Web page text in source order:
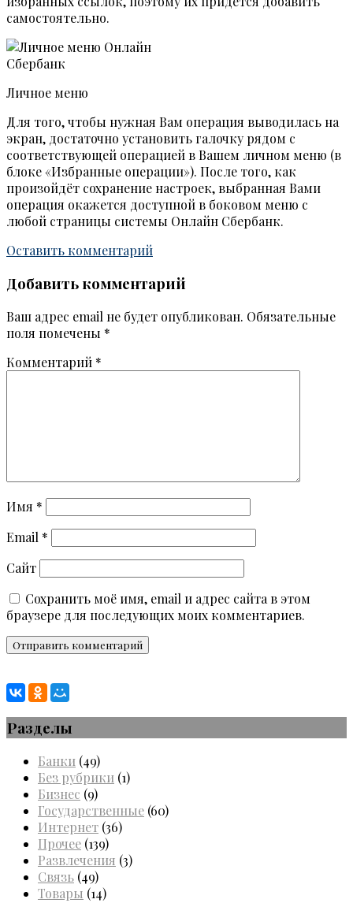
самостоятельно.
Личное меню
Для того, чтобы нужная Вам операция выводилась на
экран, достаточно установить галочку рядом с
соответствующей операцией в Вашем личном меню (в
блоке «Избранные операции»). После того, как
произойдёт сохранение настроек, выбранная Вами
операция окажется доступной в боковом меню с
любой страницы системы Онлайн Сбербанк.
Оставить комментарий
Добавить комментарий
Ваш адрес email не будет опубликован. Обязательные
поля помечены *
Комментарий *
Имя *
Email *
Сайт
Сохранить моё имя, email и адрес сайта в этом
браузере для последующих моих комментариев.
Разделы
Банки (49)
Без рубрики (1)
Бизнес (9)
Государственные (60)
Интернет (36)
Прочее (139)
Развлечения (3)
Связь (49)
Товары (14)